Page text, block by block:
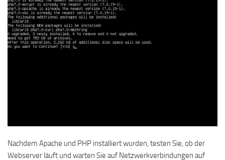
Nachdem Apache und PHP installiert wurden, testen Sie, ob der
Webserver läuft und warten Sie auf Netzwerkverbindungen auf